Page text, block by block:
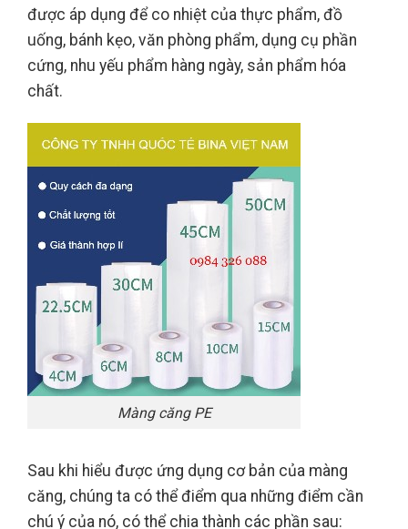
được áp dụng để co nhiệt của thực phẩm, đồ
uống, bánh kẹo, văn phòng phẩm, dụng cụ phần
cứng, nhu yếu phẩm hàng ngày, sản phẩm hóa
chất.
Màng căng PE
Sau khi hiểu được ứng dụng cơ bản của màng
căng, chúng ta có thể điểm qua những điểm cần
chú ý của nó, có thể chia thành các phần sau: